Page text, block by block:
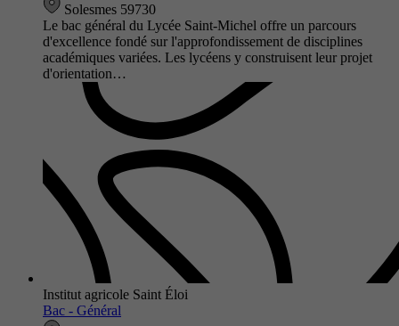
Solesmes 59730
Le bac général du Lycée Saint-Michel offre un parcours
d'excellence fondé sur l'approfondissement de disciplines
académiques variées. Les lycéens y construisent leur projet
d'orientation…
Institut agricole Saint Éloi
Bac - Général